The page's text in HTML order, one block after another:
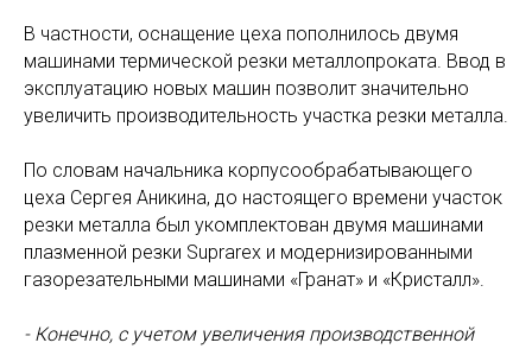
В частности, оснащение цеха пополнилось двумя
машинами термической резки металлопроката. Ввод в
эксплуатацию новых машин позволит значительно
увеличить производительность участка резки металла.
По словам начальника корпусообрабатывающего
цеха Сергея Аникина, до настоящего времени участок
резки металла был укомплектован двумя машинами
плазменной резки Suprarex и модернизированными
газорезательными машинами «Гранат» и «Кристалл».
- Конечно, с учетом увеличения производственной